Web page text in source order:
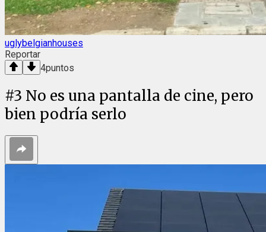
uglybelgianhouses
Reportar
4puntos
#3 No es una pantalla de cine, pero
bien podría serlo